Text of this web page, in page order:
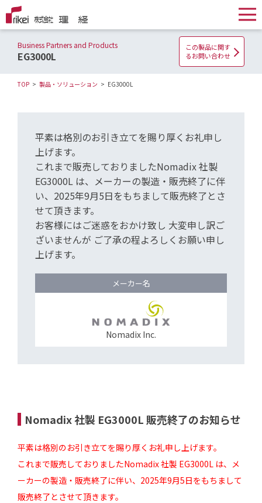
Business Partners and Products
EG3000L
この製品に関す
るお問い合わせ
TOP 製品・ソリューション EG3000L
平素は格別のお引き立てを賜り厚くお礼申し
上げます。
これまで販売しておりましたNomadix 社製
EG3000L は、メーカーの製造・販売終了に伴
い、2025年9月5日をもちまして販売終了とさ
せて頂きます。
お客様にはご迷惑をおかけ致し 大変申し訳ご
ざいませんが ご了承の程よろしくお願い申し
上げます。
メーカー名
Nomadix Inc.
Nomadix 社製 EG3000L 販売終了のお知らせ
平素は格別のお引き立てを賜り厚くお礼申し上げます。
これまで販売しておりましたNomadix 社製 EG3000L は、メ
ーカーの製造・販売終了に伴い、2025年9月5日をもちまして
販売終了とさせて頂きます。